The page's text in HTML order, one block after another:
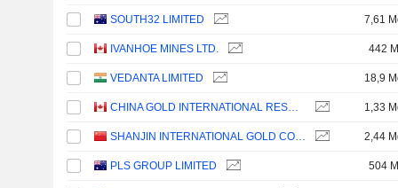
SOUTH32 LIMITED 7,61
IVANHOE MINES LTD. 442 M
VEDANTA LIMITED 18,9
CHINA GOLD INTERNATIONAL RESOURCES CORP. LTD. 1,33
SHANJIN INTERNATIONAL GOLD CO., LTD. 2,44
PLS GROUP LIMITED 504 M